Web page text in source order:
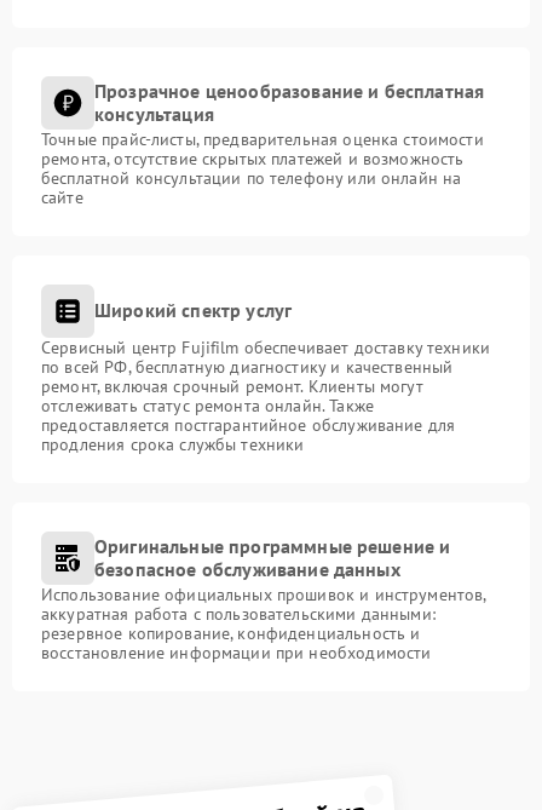
Прозрачное ценообразование и бесплатная
консультация
Точные прайс-листы, предварительная оценка стоимости
ремонта, отсутствие скрытых платежей и возможность
бесплатной консультации по телефону или онлайн на
сайте
Широкий спектр услуг
Сервисный центр Fujifilm обеспечивает доставку техники
по всей РФ, бесплатную диагностику и качественный
ремонт, включая срочный ремонт. Клиенты могут
отслеживать статус ремонта онлайн. Также
предоставляется постгарантийное обслуживание для
продления срока службы техники
Оригинальные программные решение и
безопасное обслуживание данных
Использование официальных прошивок и инструментов,
аккуратная работа с пользовательскими данными:
резервное копирование, конфиденциальность и
восстановление информации при необходимости